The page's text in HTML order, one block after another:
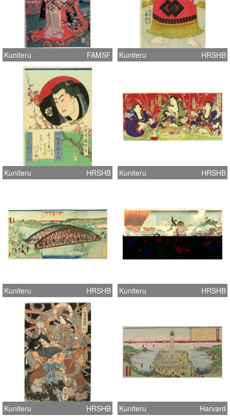
Kuniteru FAMSF Kuniteru HRSHB
Kuniteru HRSHB Kuniteru HRSHB
Kuniteru HRSHB Kuniteru HRSHB
Kuniteru HRSHB Kuniteru Harvard